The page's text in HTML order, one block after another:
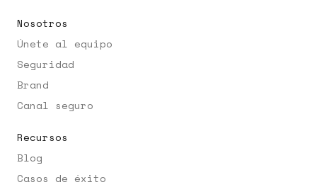
Nosotros
Únete al equipo
Seguridad
Brand
Canal seguro
Recursos
Blog
Casos de éxito